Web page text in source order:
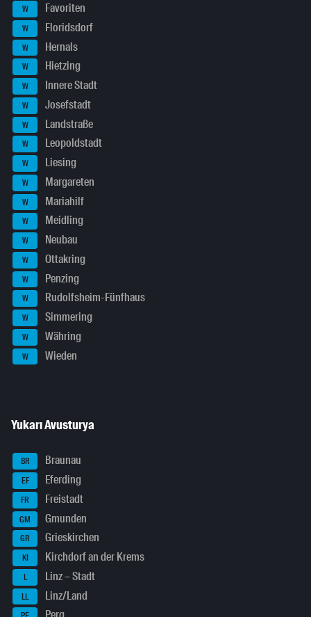
W Favoriten
W Floridsdorf
W Hernals
W Hietzing
W Innere Stadt
W Josefstadt
W Landstraße
W Leopoldstadt
W Liesing
W Margareten
W Mariahilf
W Meidling
W Neubau
W Ottakring
W Penzing
W Rudolfsheim-Fünfhaus
W Simmering
W Währing
W Wieden
Yukarı Avusturya
BR Braunau
EF Eferding
FR Freistadt
GM Gmunden
GR Grieskirchen
KI Kirchdorf an der Krems
L Linz – Stadt
LL Linz/Land